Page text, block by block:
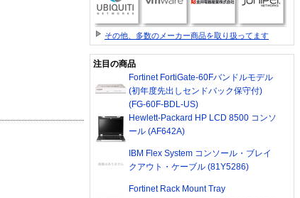
その他、多数のメーカー商品を取り扱ってます
注目の商品
Fortinet FortiGate-60Fバンドルモデル
(初年度先出しセンドバック保守付)
(FG-60F-BDL-US)
Hewlett-Packard HP LCD 8500 コンソ
ール (AF642A)
IBM Flex System コンソール・ブレイ
クアウト・ケーブル (81Y5286)
Fortinet Rack Mount Tray